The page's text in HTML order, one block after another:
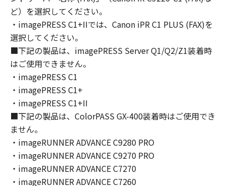
きます。
(3) 上記(1)および(2)に定める場合を除き、キヤ
ノンまたはキヤノンのライセンサーのいかなる
知的財産権も、明示たると黙示たるとを問わ
ず、本契約書によってお客様に譲渡あるいは許
諾されるものではありません。
２．制限
(1) お客様は、再使用許諾、譲渡、販売、頒
布、リースもしくは貸与その他の方法により、
第三者に「本ソフトウェア」を使用させること
はできません。
(2) お客様は、「本ソフトウェア」の全部また
は一部を修正、改変、逆コンパイル、逆アセン
ブル、その他リバースエンジニアリング等する
ことはできません。また第三者にこのような行
ど）を選択してください。
・imagePRESS C1+IIでは、Canon iPR C1 PLUS (FAX)を
選択してください。
■下記の製品は、imagePRESS Server Q1/Q2/Z1装着時
はご使用できません。
・imagePRESS C1
・imagePRESS C1+
・imagePRESS C1+II
■下記の製品は、ColorPASS GX-400装着時はご使用でき
ません。
・imageRUNNER ADVANCE C9280 PRO
・imageRUNNER ADVANCE C9270 PRO
・imageRUNNER ADVANCE C7270
・imageRUNNER ADVANCE C7260